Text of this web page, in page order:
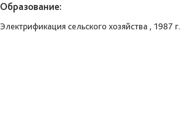
Образование:
Электрификация сельского хозяйства , 1987 г.